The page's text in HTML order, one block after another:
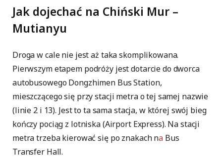
Jak dojechać na Chiński Mur –
Mutianyu
Droga w cale nie jest aż taka skomplikowana.
Pierwszym etapem podróży jest dotarcie do dworca
autobusowego Dongzhimen Bus Station,
mieszczącego się przy stacji metra o tej samej nazwie
(linie 2 i 13). Jest to ta sama stacja, w której swój bieg
kończy pociąg z lotniska (Airport Express). Na stacji
metra trzeba kierować się po znakach na Bus
Transfer Hall.